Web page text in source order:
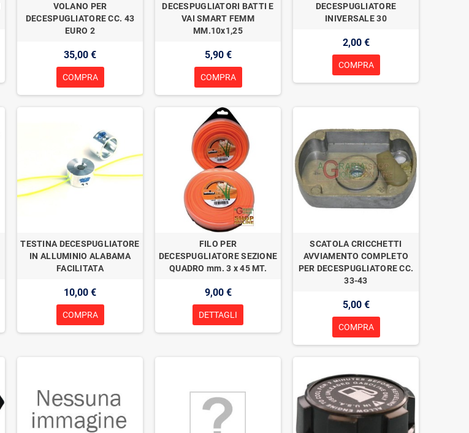
VOLANO PER
DECESPUGLIATORE CC. 43
EURO 2
35,00 €
COMPRA
DECESPUGLIATORI BATTI E
VAI SMART FEMM
MM.10x1,25
5,90 €
COMPRA
DECESPUGLIATORE
INIVERSALE 30
2,00 €
COMPRA
TESTINA DECESPUGLIATORE
IN ALLUMINIO ALABAMA
FACILITATA
10,00 €
COMPRA
FILO PER
DECESPUGLIATORE SEZIONE
QUADRO mm. 3 x 45 MT.
9,00 €
DETTAGLI
SCATOLA CRICCHETTI
AVVIAMENTO COMPLETO
PER DECESPUGLIATORE CC.
33-43
5,00 €
COMPRA